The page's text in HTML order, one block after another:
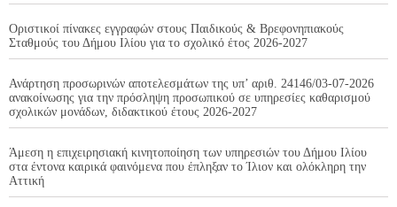
Οριστικοί πίνακες εγγραφών στους Παιδικούς & Βρεφονηπιακούς
Σταθμούς του Δήμου Ιλίου για το σχολικό έτος 2026-2027
Ανάρτηση προσωρινών αποτελεσμάτων της υπ’ αριθ. 24146/03-07-2026
ανακοίνωσης για την πρόσληψη προσωπικού σε υπηρεσίες καθαρισμού
σχολικών μονάδων, διδακτικού έτους 2026-2027
Άμεση η επιχειρησιακή κινητοποίηση των υπηρεσιών του Δήμου Ιλίου
στα έντονα καιρικά φαινόμενα που έπληξαν το Ίλιον και ολόκληρη την
Αττική